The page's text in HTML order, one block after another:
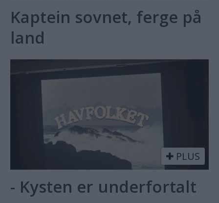
Kaptein sovnet, ferge på
land
PLUS
- Kysten er underfortalt